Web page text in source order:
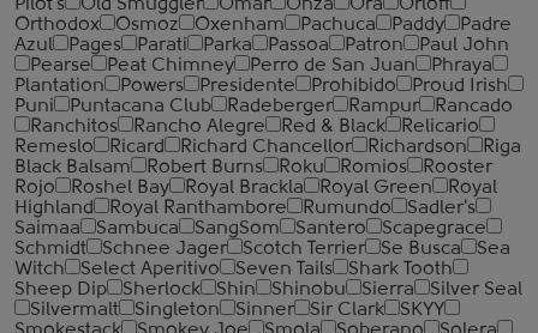
Pilot's
Old Smuggler Omar Onza Ora
Orloff
Orthodox
Osmoz Oxenham Pachuca Paddy
Padre
Azul
Pages Parati Parka Passoa Patron
Paul John
Pearse
Peat Chimney Perro de San Juan
Phraya
Plantation
Powers Presidente Prohibido
Proud Irish
Puni
Puntacana Club Radeberger Rampur
Rancado
Ranchitos
Rancho Alegre Red & Black
Relicario
Remeslo
Ricard Richard Chancellor Richardson
Riga
Black Balsam
Robert Burns Roku Romios
Rooster
Rojo
Roshel Bay Royal Brackla Royal Green
Royal
Highland
Royal Ranthambore Rumundo
Sadler's
Saimaa
Sambuca SangSom Santero
Scapegrace
Schmidt
Schnee Jager Scotch Terrier Se Busca
Sea
Witch
Select Aperitivo Seven Tails
Shark Tooth
Sheep Dip
Sherlock Shin Shinobu Sierra
Silver Seal
Silvermalt
Singleton Sinner Sir Clark
SKYY